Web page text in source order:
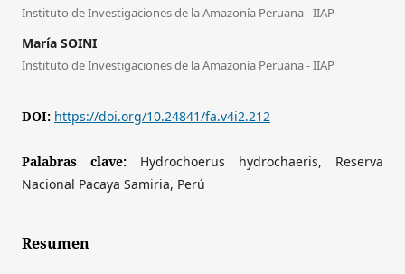
Instituto de Investigaciones de la Amazonía Peruana - IIAP
María SOINI
Instituto de Investigaciones de la Amazonía Peruana - IIAP
DOI: https://doi.org/10.24841/fa.v4i2.212
Palabras clave: Hydrochoerus hydrochaeris, Reserva
Nacional Pacaya Samiria, Perú
Resumen